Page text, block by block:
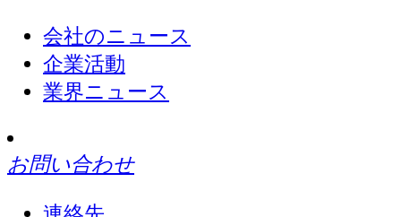
会社のニュース
企業活動
業界ニュース
お問い合わせ